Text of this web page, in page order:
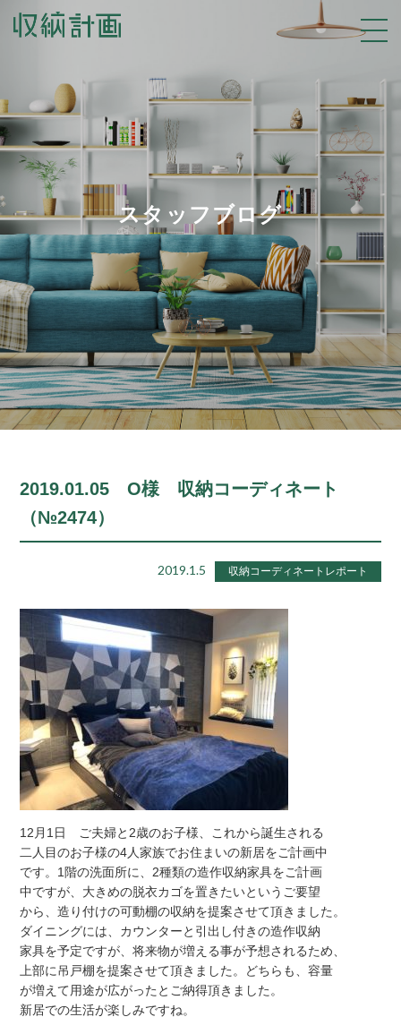
スタッフブログ
2019.01.05 O様 収納コーディネート
（№2474）
2019.1.5 収納コーディネートレポート
12月1日 ご夫婦と2歳のお子様、これから誕生される
二人目のお子様の4人家族でお住まいの新居をご計画中
です。1階の洗面所に、2種類の造作収納家具をご計画
中ですが、大きめの脱衣カゴを置きたいというご要望
から、造り付けの可動棚の収納を提案させて頂きました。
ダイニングには、カウンターと引出し付きの造作収納
家具を予定ですが、将来物が増える事が予想されるため、
上部に吊戸棚を提案させて頂きました。どちらも、容量
が増えて用途が広がったとご納得頂きました。
新居での生活が楽しみですね。